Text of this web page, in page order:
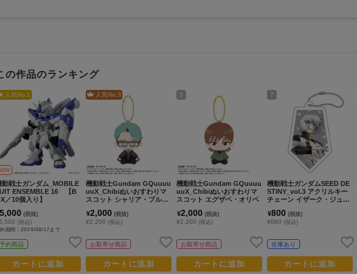
の作品のランキング
人気No. 1
動戦士ガンダム_MOBILE
ENSEMBLE 16 【B
／10個入り】
5,000 (税抜)
(税込)
約期間：2026/08/17まで
予約商品
カートに追加
人気No.3
機動戦士Gundam GQuuuu
uuX_Chibiぬいおすわりマ
スコット シャリア・ブル
¥2,000 (税抜)
¥2,200(税込)
お取寄せ商品
カートに追加
5
機動戦士Gundam GQuuuu
uuX_Chibiぬいおすわりマ
スコット エグザベ・オリベ
¥2,000 (税抜)
¥2,200 (税込)
お取寄せ商品
カートに追加
7
機動戦士ガンダムSEED DE
STINY_vol.3 アクリルキー
チェーン イザーク・ジュー
¥800 (税抜)
¥880 (税込)
在庫あり
カートに追加